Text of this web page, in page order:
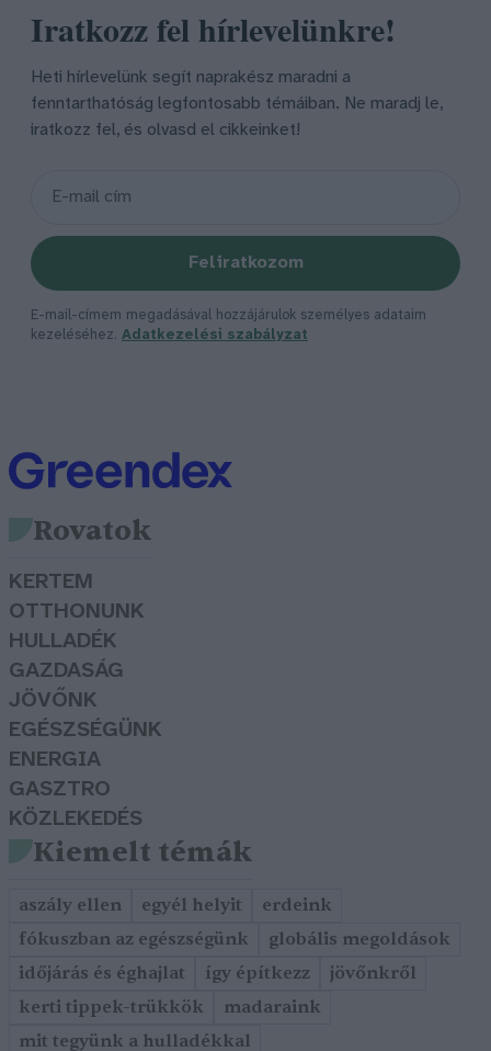
Iratkozz fel hírlevelünkre!
Heti hírlevelünk segít naprakész maradni a
fenntarthatóság legfontosabb témáiban. Ne maradj le,
iratkozz fel, és olvasd el cikkeinket!
Feliratkozom
E-mail-címem megadásával hozzájárulok személyes adataim
kezeléséhez. Adatkezelési szabályzat
Rovatok
KERTEM
OTTHONUNK
HULLADÉK
GAZDASÁG
JÖVŐNK
EGÉSZSÉGÜNK
ENERGIA
GASZTRO
KÖZLEKEDÉS
Kiemelt témák
aszály ellen egyél helyit
erdeink
fókuszban az egészségünk
globális megoldások
időjárás és éghajlat
így építkezz
jövőnkről
kerti tippek-trükkök
madaraink
mit tegyünk a hulladékkal